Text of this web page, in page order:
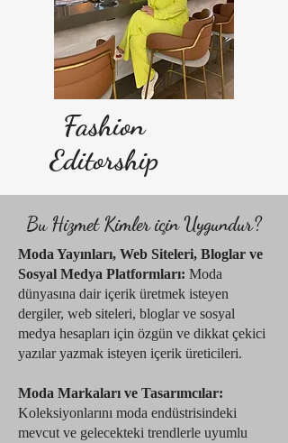
Fashion
Editorship
Bu Hizmet Kimler için Uygundur?
Moda Yayınları, Web Siteleri, Bloglar ve
Sosyal Medya Platformları: Moda
dünyasına dair içerik üretmek isteyen
dergiler, web siteleri, bloglar ve sosyal
medya hesapları için özgün ve dikkat çekici
yazılar yazmak isteyen içerik üreticileri.
​Moda Markaları ve Tasarımcılar:
Koleksiyonlarını moda endüstrisindeki
mevcut ve gelecekteki trendlerle uyumlu